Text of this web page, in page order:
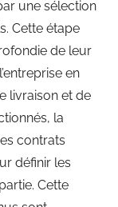
une sélection
Cette étape
de leur
en
livraison et de
la
contrats
définir les
Cette